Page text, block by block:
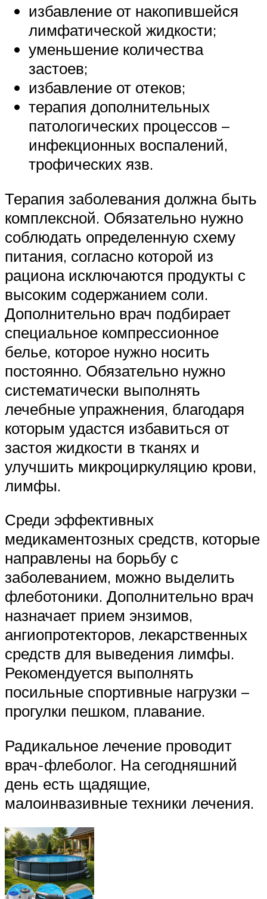
избавление от накопившейся
лимфатической жидкости;
уменьшение количества
застоев;
избавление от отеков;
терапия дополнительных
патологических процессов –
инфекционных воспалений,
трофических язв.
Терапия заболевания должна быть
комплексной. Обязательно нужно
соблюдать определенную схему
питания, согласно которой из
рациона исключаются продукты с
высоким содержанием соли.
Дополнительно врач подбирает
специальное компрессионное
белье, которое нужно носить
постоянно. Обязательно нужно
систематически выполнять
лечебные упражнения, благодаря
которым удастся избавиться от
застоя жидкости в тканях и
улучшить микроциркуляцию крови,
лимфы.
Среди эффективных
медикаментозных средств, которые
направлены на борьбу с
заболеванием, можно выделить
флеботоники. Дополнительно врач
назначает прием энзимов,
ангиопротекторов, лекарственных
средств для выведения лимфы.
Рекомендуется выполнять
посильные спортивные нагрузки –
прогулки пешком, плавание.
Радикальное лечение проводит
врач-флеболог. На сегодняшний
день есть щадящие,
малоинвазивные техники лечения.